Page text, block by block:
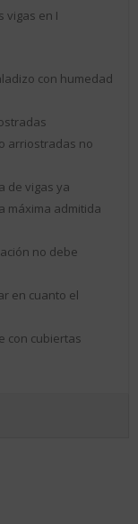
vigas en I
con humedad
arriostradas no
de vigas ya
máxima admitida
no debe
en cuanto el
con cubiertas